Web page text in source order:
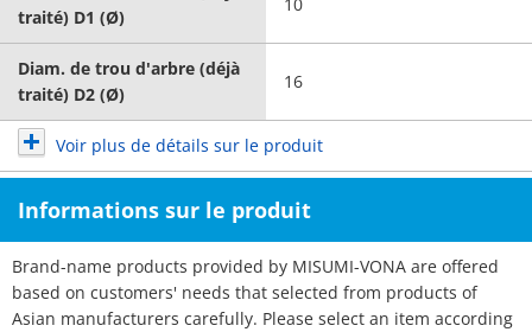
traité) D1 (Ø)
Diam. de trou d'arbre (déjà
traité) D2 (Ø)
16
Voir plus de détails sur le produit
Informations sur le produit
Brand-name products provided by MISUMI-VONA are offered
based on customers' needs that selected from products of
Asian manufacturers carefully. Please select an item according